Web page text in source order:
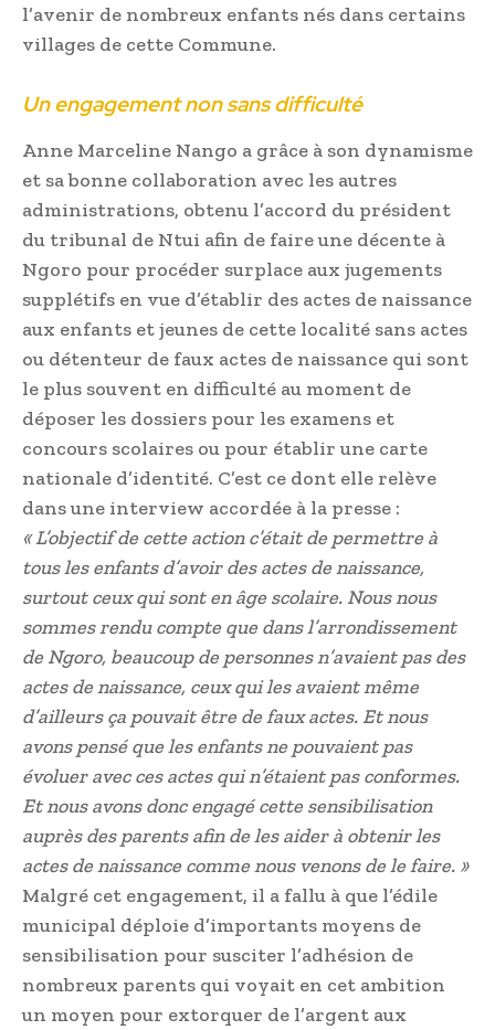
l’avenir de nombreux enfants nés dans certains
villages de cette Commune.
Un engagement non sans difficulté
Anne Marceline Nango a grâce à son dynamisme
et sa bonne collaboration avec les autres
administrations, obtenu l’accord du président
du tribunal de Ntui afin de faire une décente à
Ngoro pour procéder surplace aux jugements
supplétifs en vue d’établir des actes de naissance
aux enfants et jeunes de cette localité sans actes
ou détenteur de faux actes de naissance qui sont
le plus souvent en difficulté au moment de
déposer les dossiers pour les examens et
concours scolaires ou pour établir une carte
nationale d’identité. C’est ce dont elle relève
dans une interview accordée à la presse :
« L’objectif de cette action c’était de permettre à
tous les enfants d’avoir des actes de naissance,
surtout ceux qui sont en âge scolaire. Nous nous
sommes rendu compte que dans l’arrondissement
de Ngoro, beaucoup de personnes n’avaient pas des
actes de naissance, ceux qui les avaient même
d’ailleurs ça pouvait être de faux actes. Et nous
avons pensé que les enfants ne pouvaient pas
évoluer avec ces actes qui n’étaient pas conformes.
Et nous avons donc engagé cette sensibilisation
auprès des parents afin de les aider à obtenir les
actes de naissance comme nous venons de le faire. »
Malgré cet engagement, il a fallu à que l’édile
municipal déploie d’importants moyens de
sensibilisation pour susciter l’adhésion de
nombreux parents qui voyait en cet ambition
un moyen pour extorquer de l’argent aux